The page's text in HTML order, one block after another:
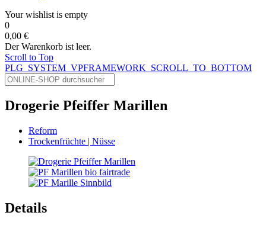
Your wishlist is empty
0
0,00 €
Der Warenkorb ist leer.
Scroll to Top
PLG_SYSTEM_VPFRAMEWORK_SCROLL_TO_BOTTOM
Drogerie Pfeiffer Marillen
Reform
Trockenfrüchte | Nüsse
Details